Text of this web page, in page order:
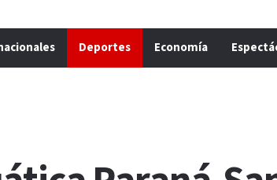
Deportes Economía